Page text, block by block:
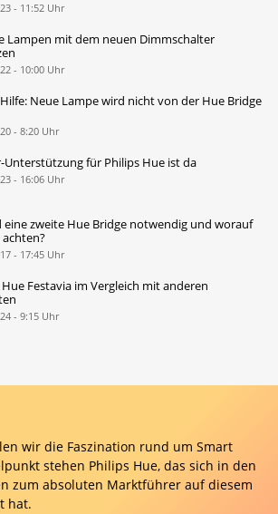
- 11:52 Uhr
Lampen mit dem neuen Dimmschalter
- 10:00 Uhr
Neue Lampe wird nicht von der Hue Bridge
- 8:20 Uhr
Unterstützung für Philips Hue ist da
- 16:06 Uhr
eine zweite Hue Bridge notwendig und worauf
- 17:45 Uhr
Hue Festavia im Vergleich mit anderen
- 9:15 Uhr
wir die Faszination rund um Smart
stehen Philips Hue, das sich in den
zum absoluten Marktführer auf diesem
hat.